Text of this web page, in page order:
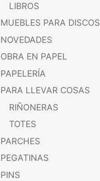
LIBROS
MUEBLES PARA DISCOS
NOVEDADES
OBRA EN PAPEL
PAPELERÍA
PARA LLEVAR COSAS
RIÑONERAS
TOTES
PARCHES
PEGATINAS
PINS